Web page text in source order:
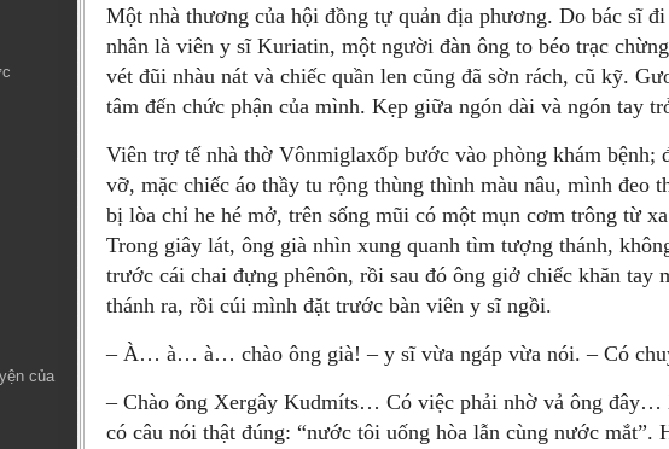
Một nhà thương của hội đồng tự quản địa phương. Do bác sĩ
nhân là viên y sĩ Kuriatin, một người đàn ông to béo trạc
vét đũi nhàu nát và chiếc quần len cũng đã sờn rách, cũ kỹ.
tâm đến chức phận của mình. Kẹp giữa ngón dài và ngón tay
Viên trợ tế nhà thờ Vônmiglaxốp bước vào phòng khám bệnh;
vỡ, mặc chiếc áo thầy tu rộng thùng thình màu nâu, mình đeo
bị lòa chỉ he hé mở, trên sống mũi có một mụn cơm trông từ
Trong giây lát, ông già nhìn xung quanh tìm tượng thánh,
trước cái chai đựng phênôn, rồi sau đó ông giở chiếc khăn tay
thánh ra, rồi cúi mình đặt trước bàn viên y sĩ ngồi.
– À… à… à… chào ông già! – y sĩ vừa ngáp vừa nói. – Có
– Chào ông Xergây Kudmíts… Có việc phải nhờ vả ông
có câu nói thật đúng: “nước tôi uống hòa lẫn cùng nước mắt”.
của